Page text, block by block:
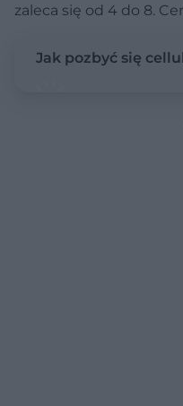
zaleca się od 4 do 8.
Jak pozbyć się